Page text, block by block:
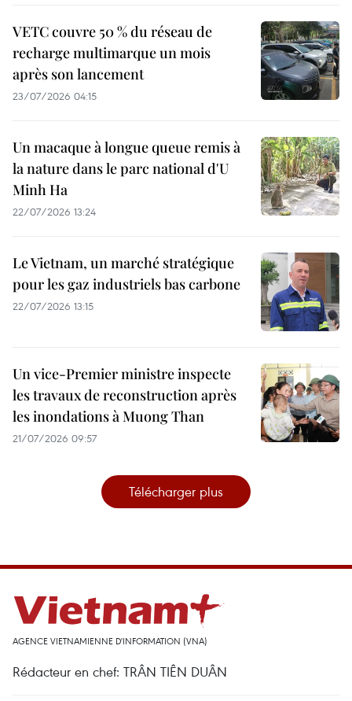
VETC couvre 50 % du réseau de
recharge multimarque un mois
après son lancement
23/07/2026 04:15
Un macaque à longue queue remis à
la nature dans le parc national d'U
Minh Ha
22/07/2026 13:24
Le Vietnam, un marché stratégique
pour les gaz industriels bas carbone
22/07/2026 13:15
Un vice-Premier ministre inspecte
les travaux de reconstruction après
les inondations à Muong Than
21/07/2026 09:57
Télécharger plus
AGENCE VIETNAMIENNE D'INFORMATION (VNA)
Rédacteur en chef: TRÂN TIÊN DUÂN